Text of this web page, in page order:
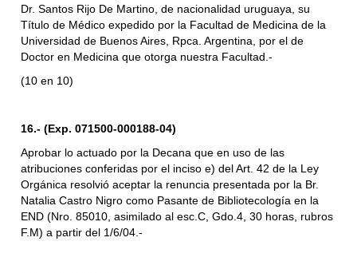
Dr. Santos Rijo De Martino, de nacionalidad uruguaya, su
Título de Médico expedido por la Facultad de Medicina de la
Universidad de Buenos Aires, Rpca. Argentina, por el de
Doctor en Medicina que otorga nuestra Facultad.-
(10 en 10)
16.- (Exp. 071500-000188-04)
Aprobar lo actuado por la Decana que en uso de las
atribuciones conferidas por el inciso e) del Art. 42 de la Ley
Orgánica resolvió aceptar la renuncia presentada por la Br.
Natalia Castro Nigro como Pasante de Bibliotecología en la
END (Nro. 85010, asimilado al esc.C, Gdo.4, 30 horas, rubros
F.M) a partir del 1/6/04.-